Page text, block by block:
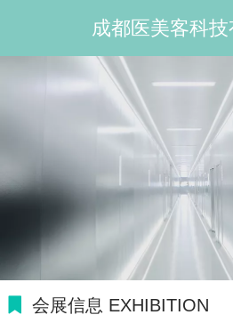
成都医美客科技
会展信息 EXHIBITION